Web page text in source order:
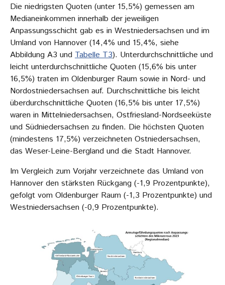
Die niedrigsten Quoten (unter 15,5%) gemessen am
Medianeinkommen innerhalb der jeweiligen
Anpassungsschicht gab es in Westniedersachsen und im
Umland von Hannover (14,4% und 15,4%, siehe
Abbildung A3 und Tabelle T3). Unterdurchschnittliche und
leicht unterdurchschnittliche Quoten (15,6% bis unter
16,5%) traten im Oldenburger Raum sowie in Nord- und
Nordostniedersachsen auf. Durchschnittliche bis leicht
überdurchschnittliche Quoten (16,5% bis unter 17,5%)
waren in Mittelniedersachsen, Ostfriesland-Nordseeküste
und Südniedersachsen zu finden. Die höchsten Quoten
(mindestens 17,5%) verzeichneten Ostniedersachsen,
das Weser-Leine-Bergland und die Stadt Hannover.
Im Vergleich zum Vorjahr verzeichnete das Umland von
Hannover den stärksten Rückgang (-1,9 Prozentpunkte),
gefolgt vom Oldenburger Raum (-1,3 Prozentpunkte) und
Westniedersachsen (-0,9 Prozentpunkte).